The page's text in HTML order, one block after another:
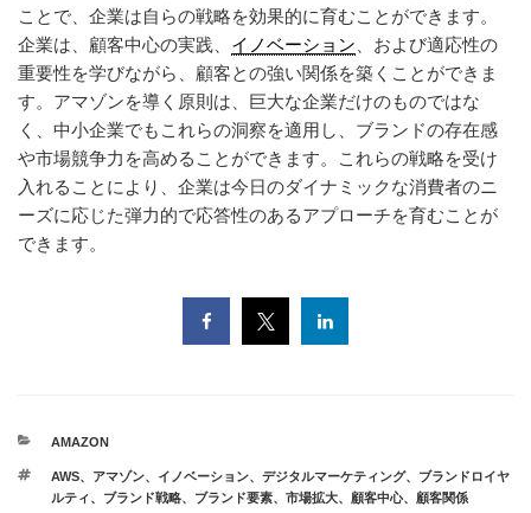
ことで、企業は自らの戦略を効果的に育むことができます。
企業は、顧客中心の実践、 イノベーション 、および適応性の
重要性を学びながら、顧客との強い関係を築くことができま
す。アマゾンを導く原則は、巨大な企業だけのものではな
く、中小企業でもこれらの洞察を適用し、ブランドの存在感
や市場競争力を高めることができます。これらの戦略を受け
入れることにより、企業は今日のダイナミックな消費者のニ
ーズに応じた弾力的で応答性のあるアプローチを育むことが
できます。
カ
ゴ
リ
AMAZON
タ
グ
AWS、 アマゾン、 イノベーション、 デジタルマーケティング、
ブランドロイヤ
ルティ、 ブランド戦略、 ブランド要素、 市場拡大、 顧客中心、 顧客関係